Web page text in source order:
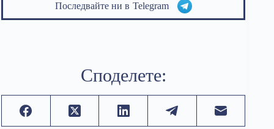
Последвайте ни в Telegram
Споделете: